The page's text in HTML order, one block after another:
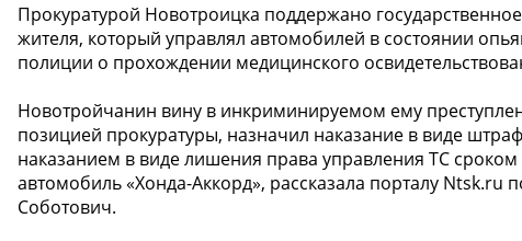
Прокуратурой Новотроицка поддержано
жителя, который управлял автомобилей в состоянии
полиции о прохождении медицинского
Новотройчанин вину в инкриминируемом ему
позицией прокуратуры, назначил наказание в виде
наказанием в виде лишения права управления ТС сроком
автомобиль «Хонда-Аккорд», рассказала порталу
Соботович.